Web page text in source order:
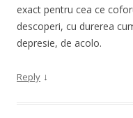
exact pentru cea ce
descoperi, cu durerea
depresie, de acolo.
Reply ↓